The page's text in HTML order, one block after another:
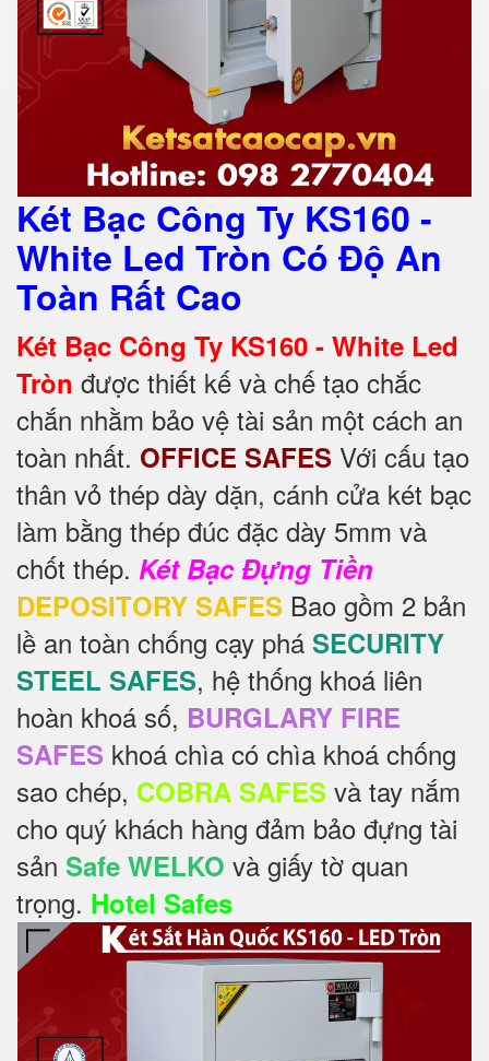
Két Bạc Công Ty KS160 -
White Led Tròn Có Độ An
Toàn Rất Cao
Két Bạc Công Ty KS160 - White Led
Tròn được thiết kế và chế tạo chắc
chắn nhằm bảo vệ tài sản một cách an
toàn nhất. OFFICE SAFES Với cấu tạo
thân vỏ thép dày dặn, cánh cửa két bạc
làm bằng thép đúc đặc dày 5mm và
chốt thép. Két Bạc Đựng Tiền
DEPOSITORY SAFES Bao gồm 2 bản
lề an toàn chống cạy phá SECURITY
STEEL SAFES, hệ thống khoá liên
hoàn khoá số, BURGLARY FIRE
SAFES khoá chìa có chìa khoá chống
sao chép, COBRA SAFES và tay nắm
cho quý khách hàng đảm bảo đựng tài
sản Safe WELKO và giấy tờ quan
trọng. Hotel Safes